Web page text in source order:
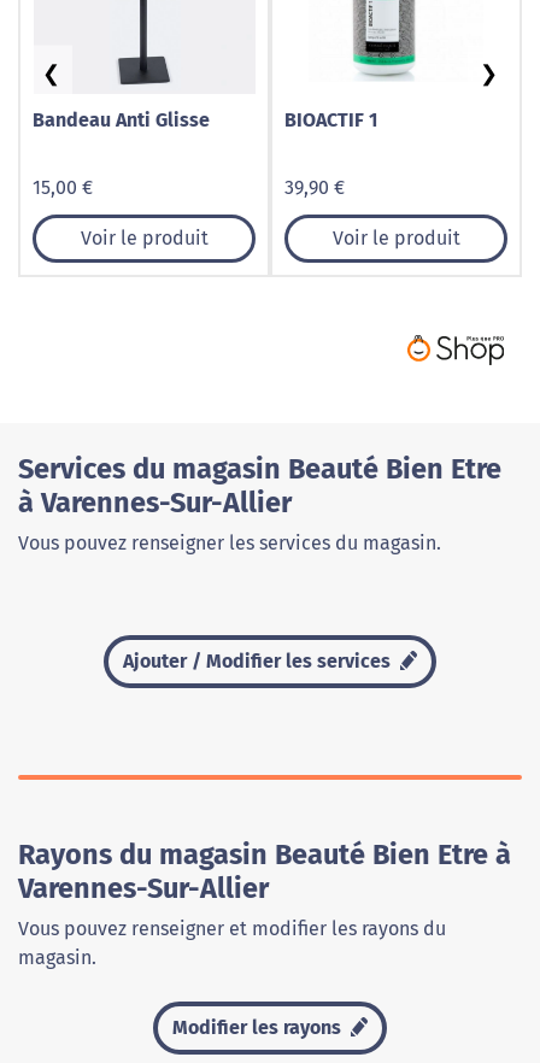
Bandeau Anti Glisse
15,00 €
Voir le produit
BIOACTIF 1
39,90 €
Voir le produit
❮ ❯
Services du magasin Beauté Bien Etre
à Varennes-Sur-Allier
Vous pouvez renseigner les services du magasin.
Ajouter / Modifier les services
Rayons du magasin Beauté Bien Etre à
Varennes-Sur-Allier
Vous pouvez renseigner et modifier les rayons du
magasin.
Modifier les rayons